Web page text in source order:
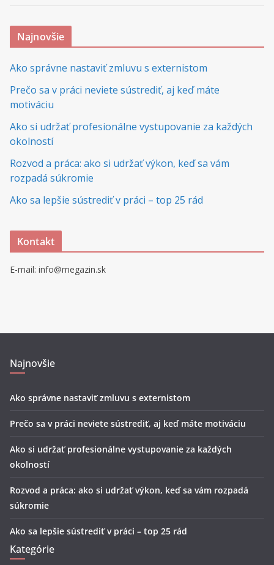
Najnovšie
Ako správne nastaviť zmluvu s externistom
Prečo sa v práci neviete sústrediť, aj keď máte
motiváciu
Ako si udržať profesionálne vystupovanie za každých
okolností
Rozvod a práca: ako si udržať výkon, keď sa vám
rozpadá súkromie
Ako sa lepšie sústrediť v práci – top 25 rád
Kontakt
E-mail: info@megazin.sk
Najnovšie
Ako správne nastaviť zmluvu s externistom
Prečo sa v práci neviete sústrediť, aj keď máte motiváciu
Ako si udržať profesionálne vystupovanie za každých
okolností
Rozvod a práca: ako si udržať výkon, keď sa vám rozpadá
súkromie
Ako sa lepšie sústrediť v práci – top 25 rád
Kategórie